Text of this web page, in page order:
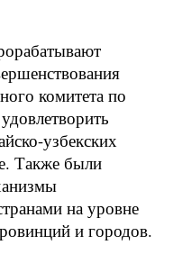
комитета по
узбекских
Также были
на уровне
и городов.